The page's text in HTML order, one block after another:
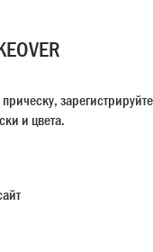
и цвета.